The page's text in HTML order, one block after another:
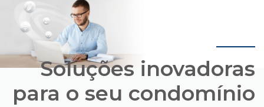
Soluções inovadoras
para o seu condomínio